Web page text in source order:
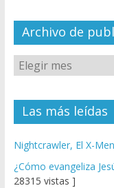
el
Archivo de
Las más leídas
Nightcrawler, El X-
¿Cómo evangeliza
28315 vistas ]